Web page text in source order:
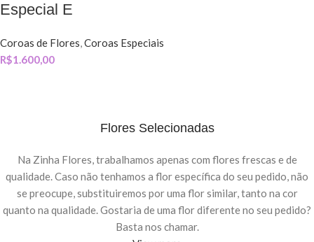
Especial E
Coroas de Flores,Coroas Especiais
R$1.600,00
Flores Selecionadas
Na Zinha Flores, trabalhamos apenas com flores frescas e de
qualidade. Caso não tenhamos a flor específica do seu pedido, não
se preocupe, substituiremos por uma flor similar, tanto na cor
quanto na qualidade. Gostaria de uma flor diferente no seu pedido?
Basta nos chamar.